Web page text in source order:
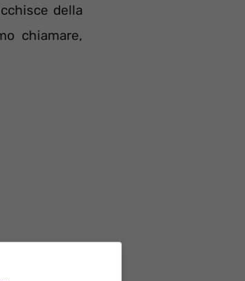
della
chiamare,